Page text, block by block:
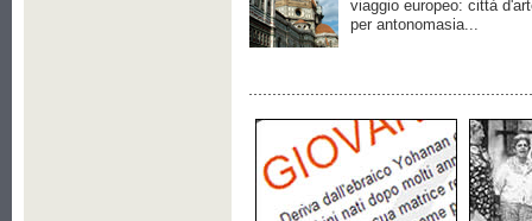
viaggio europeo: città
per antonomasia...